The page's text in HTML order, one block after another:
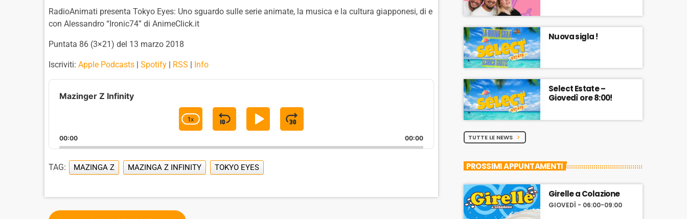
RadioAnimati presenta Tokyo Eyes: Uno sguardo sulle serie animate, la musica e la cultura giapponesi, di e
con Alessandro “Ironic74” di AnimeClick.it
Puntata 86 (3×21) del 13 marzo 2018
Iscriviti: Apple Podcasts | Spotify | RSS | Info
A
l
y
Mazinger Z Infinity
C
H
A
G
E
L
1X
S
I
P
A
P
A
Y
A
J
M
O
00:00 00:00
TAG: MAZINGA Z MAZINGA Z INFINITY TOKYO EYES
Nuova sigla !
Select Estate –
Giovedì ore 8:00!
TUTTE LE NEWS chevron_right
PROSSIMI APPUNTAMENTI
Girelle a Colazione
GIOVEDÌ - 06:00-09:00